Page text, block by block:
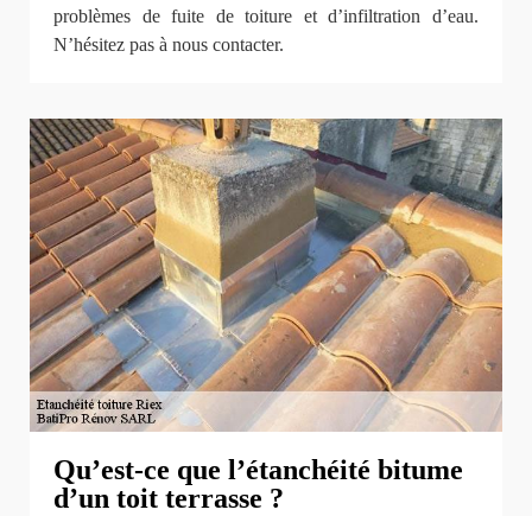
problèmes de fuite de toiture et d’infiltration d’eau.
N’hésitez pas à nous contacter.
Qu’est-ce que l’étanchéité bitume
d’un toit terrasse ?